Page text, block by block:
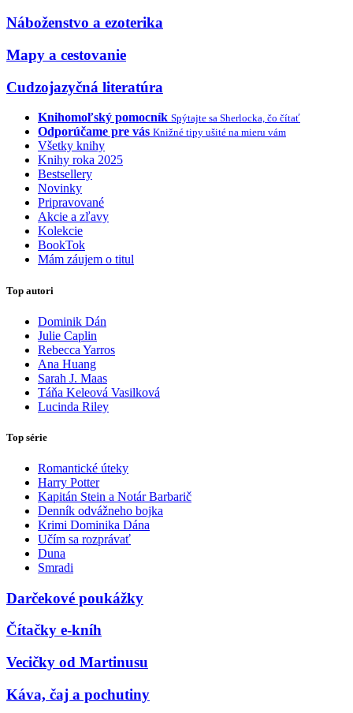
Náboženstvo a ezoterika
Mapy a cestovanie
Cudzojazyčná literatúra
Knihomoľský pomocník Spýtajte sa Sherlocka, čo čítať
Odporúčame pre vás Knižné tipy ušité na mieru vám
Všetky knihy
Knihy roka 2025
Bestsellery
Novinky
Pripravované
Akcie a zľavy
Kolekcie
BookTok
Mám záujem o titul
Top autori
Dominik Dán
Julie Caplin
Rebecca Yarros
Ana Huang
Sarah J. Maas
Táňa Keleová Vasilková
Lucinda Riley
Top série
Romantické úteky
Harry Potter
Kapitán Stein a Notár Barbarič
Denník odvážneho bojka
Krimi Dominika Dána
Učím sa rozprávať
Duna
Smradi
Darčekové poukážky
Čítačky e-kníh
Vecičky od Martinusu
Káva, čaj a pochutiny